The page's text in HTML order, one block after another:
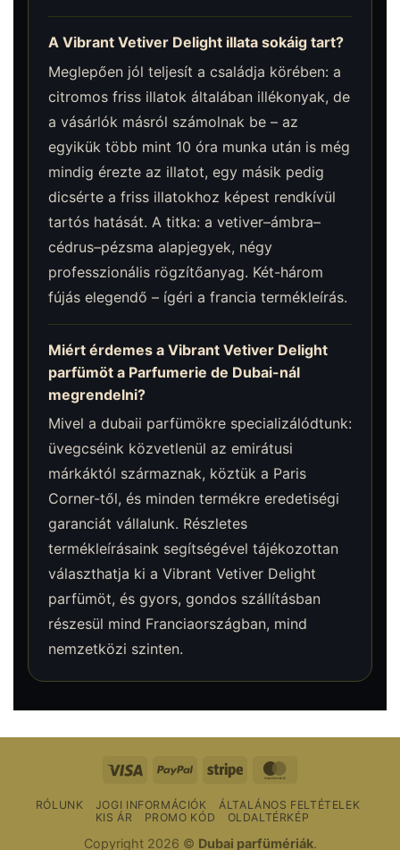
A Vibrant Vetiver Delight illata sokáig tart?
Meglepően jól teljesít a családja körében: a
citromos friss illatok általában illékonyak, de
a vásárlók másról számolnak be – az
egyikük több mint 10 óra munka után is még
mindig érezte az illatot, egy másik pedig
dicsérte a friss illatokhoz képest rendkívül
tartós hatását. A titka: a vetiver–ámbra–
cédrus–pézsma alapjegyek, négy
professzionális rögzítőanyag. Két-három
fújás elegendő – ígéri a francia termékleírás.
Miért érdemes a Vibrant Vetiver Delight
parfümöt a Parfumerie de Dubai-nál
megrendelni?
Mivel a dubaii parfümökre specializálódtunk:
üvegcséink közvetlenül az emirátusi
márkáktól származnak, köztük a Paris
Corner-től, és minden termékre eredetiségi
garanciát vállalunk. Részletes
termékleírásaink segítségével tájékozottan
választhatja ki a Vibrant Vetiver Delight
parfümöt, és gyors, gondos szállításban
részesül mind Franciaországban, mind
nemzetközi szinten.
Vízum PayPal Csíkos
RÓLUNK JOGI INFORMÁCIÓK
ÁLTALÁNOS FELTÉTELEK
KIS ÁR
PROMO KÓD OLDALTÉRKÉP
Copyright 2026 © Dubai parfümériák.